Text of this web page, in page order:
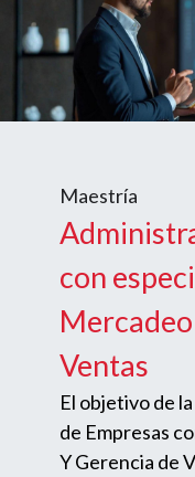
Maestría
con
Ventas
El objetivo de
de Empresas
Y Gerencia de